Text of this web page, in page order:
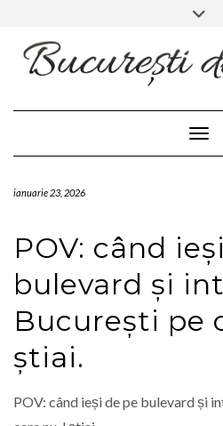
content
ianuarie 23, 2026
POV: când
bulevard și
București pe
știai.
POV: când ieși de pe bulevard și